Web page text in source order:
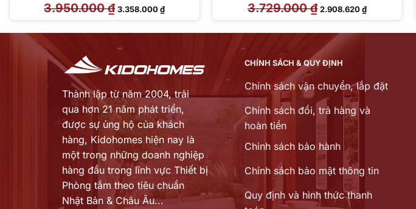
3.950.000₫ Giá
gốc
là:
3.358.000₫Giá
hiện
tại
3.358.000 ₫.
3.729.000₫ Giá
gốc
là:
2.908.620₫Giá
hiện
tại
2.908.620 ₫.
Thành lập từ năm 2004, trải
qua hơn 21 năm phát triển,
được sự ủng hộ của khách
hàng, Kidohomes hiện nay là
một trong những doanh nghiệp
hàng đầu trong lĩnh vực Thiết bị
Phòng tắm theo tiêu chuẩn
Nhật Bản & Châu Âu...
CHÍNH SÁCH & QUY ĐỊNH
Chính sách vận chuyển, lắp đặt
Chính sách đổi, trả hàng và
hoàn tiền
Chinh sách bảo hành
Chính sách bảo mật thông tin
Quy định và hình thức thanh